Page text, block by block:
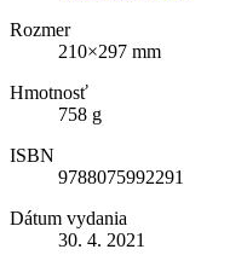
Rozmer
210×297 mm
Hmotnosť
758 g
ISBN
9788075992291
Dátum vydania
30. 4. 2021